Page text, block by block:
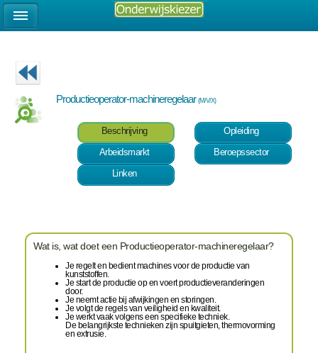
Productieoperator-machineregelaar(M/V/X)
Beschrijving
Opleiding
Arbeidsmarkt
Beroepssector
Linken
Wat is, wat doet een Productieoperator-machineregelaar?
Je regelt en bedient machines voor de productie van
kunststoffen.
Je start de productie op en voert productieveranderingen
door.
Je neemt actie bij afwijkingen en storingen.
Je volgt de regels van veiligheid en kwaliteit.
Je werkt vaak volgens een specifieke techniek.
De belangrijkste technieken zijn spuitgieten, thermovorming
en extrusie.